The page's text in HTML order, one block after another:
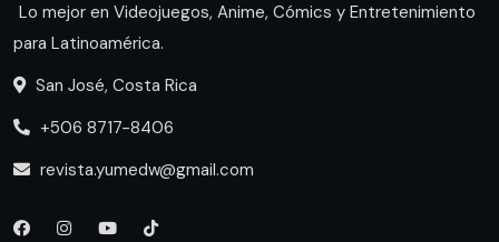
Lo mejor en Videojuegos, Anime, Cómics y Entretenimiento
para Latinoamérica.
San José, Costa Rica
+506 8717-8406
revista.yumedw@gmail.com